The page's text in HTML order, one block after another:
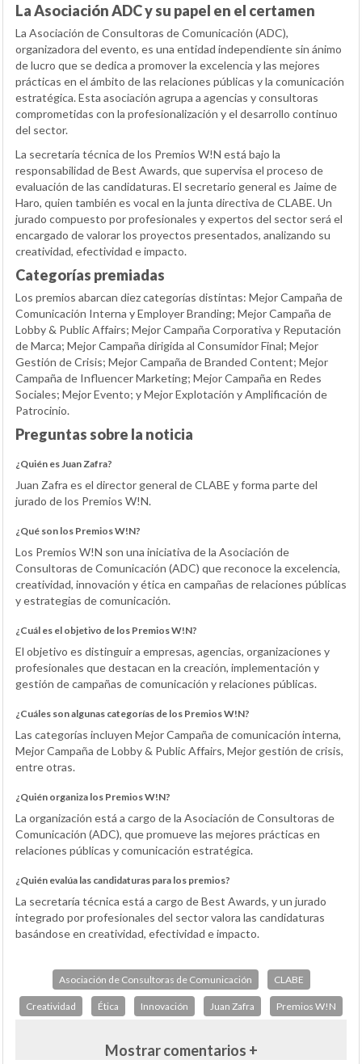
La Asociación ADC y su papel en el certamen
La Asociación de Consultoras de Comunicación (ADC),
organizadora del evento, es una entidad independiente sin ánimo
de lucro que se dedica a promover la excelencia y las mejores
prácticas en el ámbito de las relaciones públicas y la comunicación
estratégica. Esta asociación agrupa a agencias y consultoras
comprometidas con la profesionalización y el desarrollo continuo
del sector.
La secretaría técnica de los Premios W!N está bajo la
responsabilidad de Best Awards, que supervisa el proceso de
evaluación de las candidaturas. El secretario general es Jaime de
Haro, quien también es vocal en la junta directiva de CLABE. Un
jurado compuesto por profesionales y expertos del sector será el
encargado de valorar los proyectos presentados, analizando su
creatividad, efectividad e impacto.
Categorías premiadas
Los premios abarcan diez categorías distintas: Mejor Campaña de
Comunicación Interna y Employer Branding; Mejor Campaña de
Lobby & Public Affairs; Mejor Campaña Corporativa y Reputación
de Marca; Mejor Campaña dirigida al Consumidor Final; Mejor
Gestión de Crisis; Mejor Campaña de Branded Content; Mejor
Campaña de Influencer Marketing; Mejor Campaña en Redes
Sociales; Mejor Evento; y Mejor Explotación y Amplificación de
Patrocinio.
Preguntas sobre la noticia
¿Quién es Juan Zafra?
Juan Zafra es el director general de CLABE y forma parte del
jurado de los Premios W!N.
¿Qué son los Premios W!N?
Los Premios W!N son una iniciativa de la Asociación de
Consultoras de Comunicación (ADC) que reconoce la excelencia,
creatividad, innovación y ética en campañas de relaciones públicas
y estrategias de comunicación.
¿Cuál es el objetivo de los Premios W!N?
El objetivo es distinguir a empresas, agencias, organizaciones y
profesionales que destacan en la creación, implementación y
gestión de campañas de comunicación y relaciones públicas.
¿Cuáles son algunas categorías de los Premios W!N?
Las categorías incluyen Mejor Campaña de comunicación interna,
Mejor Campaña de Lobby & Public Affairs, Mejor gestión de crisis,
entre otras.
¿Quién organiza los Premios W!N?
La organización está a cargo de la Asociación de Consultoras de
Comunicación (ADC), que promueve las mejores prácticas en
relaciones públicas y comunicación estratégica.
¿Quién evalúa las candidaturas para los premios?
La secretaría técnica está a cargo de Best Awards, y un jurado
integrado por profesionales del sector valora las candidaturas
basándose en creatividad, efectividad e impacto.
Asociación de Consultoras de Comunicación CLABE
Creatividad Ética Innovación Juan Zafra Premios W!N
Mostrar comentarios +